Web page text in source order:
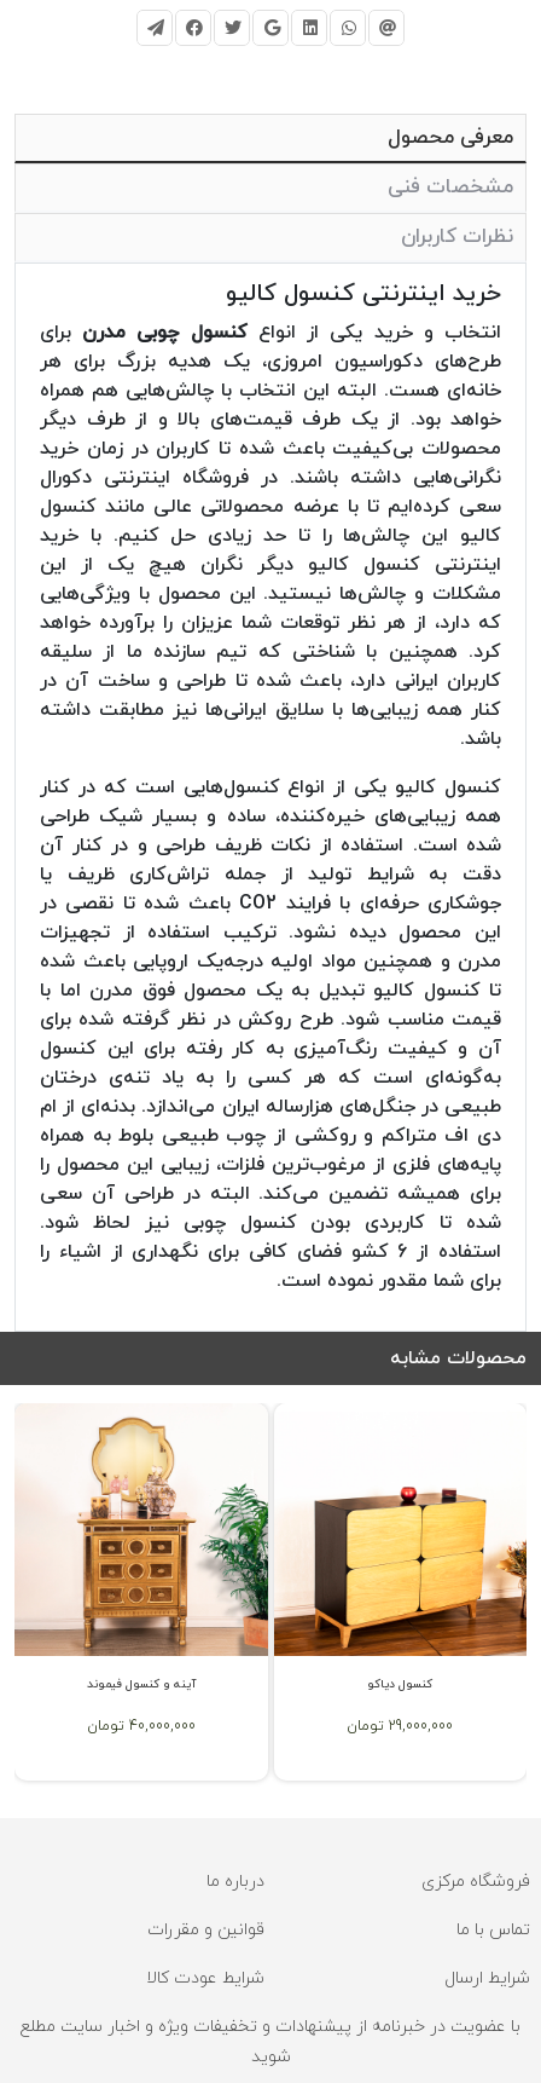
معرفی محصول
مشخصات فنی
نظرات کاربران
خرید اینترنتی کنسول کالیو
انتخاب و خرید یکی از انواعکنسول چوبی مدرن برای
طرح‌های دکوراسیون امروزی، یک هدیه بزرگ برای هر
خانه‌ای هست. البته این انتخاب با چالش‌هایی هم همراه
خواهد بود. از یک طرف قیمت‌های بالا و از طرف دیگر
محصولات بی‌کیفیت باعث شده تا کاربران در زمان خرید
نگرانی‌هایی داشته باشند. در فروشگاه اینترنتی دکورال
سعی کرده‌ایم تا با عرضه محصولاتی عالی مانند کنسول
کالیو این چالش‌ها را تا حد زیادی حل کنیم. با خرید
اینترنتی کنسول کالیو دیگر نگران هیچ یک از این
مشکلات و چالش‌ها نیستید. این محصول با ویژگی‌هایی
که دارد، از هر نظر توقعات شما عزیزان را برآورده خواهد
کرد. همچنین با شناختی که تیم سازنده ما از سلیقه
کاربران ایرانی دارد، باعث شده تا طراحی و ساخت آن در
کنار همه زیبایی‌ها با سلایق ایرانی‌ها نیز مطابقت داشته
باشد.
کنسول کالیو یکی از انواع کنسول‌هایی است که در کنار
همه زیبایی‌های خیره‌کننده، ساده و بسیار شیک طراحی
شده است. استفاده از نکات ظریف طراحی و در کنار آن
دقت به شرایط تولید از جمله تراش‌کاری ظریف یا
جوشکاری حرفه‌ای با فرایند CO2 باعث شده تا نقصی در
این محصول دیده نشود. ترکیب استفاده از تجهیزات
مدرن و همچنین مواد اولیه درجه‌یک اروپایی باعث شده
تا کنسول کالیو تبدیل به یک محصول فوق مدرن اما با
قیمت مناسب شود. طرح روکش در نظر گرفته شده برای
آن و کیفیت رنگ‌آمیزی به کار رفته برای این کنسول
به‌گونه‌ای است که هر کسی را به یاد تنه‌ی درختان
طبیعی در جنگل‌های هزارساله ایران می‌اندازد. بدنه‌ای از ام
دی اف متراکم و روکشی از چوب طبیعی بلوط به همراه
پایه‌های فلزی از مرغوب‌ترین فلزات، زیبایی این محصول را
برای همیشه تضمین می‌کند. البته در طراحی آن سعی
شده تا کاربردی بودن کنسول چوبی نیز لحاظ شود.
استفاده از 6 کشو فضای کافی برای نگهداری از اشیاء را
برای شما مقدور نموده است.
محصولات مشابه
آینه و کنسول فیموند
40,000,000 تومان
کنسول دیاکو
29,000,000 تومان
فروشگاه مرکزی درباره ما
تماس با ما قوانین و مقررات
شرایط ارسال شرایط عودت کالا
با عضویت در خبرنامه از پیشنهادات و تخفیفات ویژه و اخبار سایت مطلع
شوید